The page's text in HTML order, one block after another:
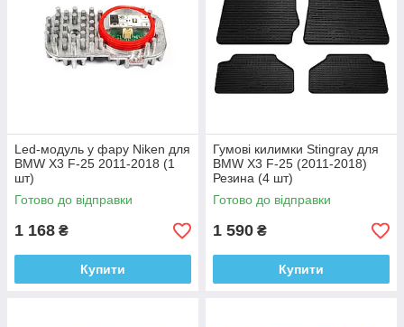
Led-модуль у фару Niken для
BMW X3 F-25 2011-2018 (1
шт)
Готово до відправки
1 168 ₴
Купити
Гумові килимки Stingray для
BMW X3 F-25 (2011-2018)
Резина (4 шт)
Готово до відправки
1 590 ₴
Купити